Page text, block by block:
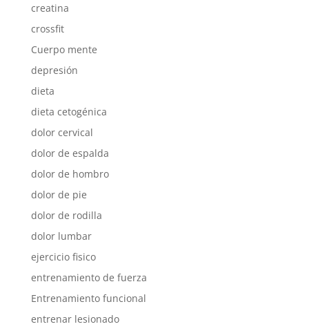
creatina
crossfit
Cuerpo mente
depresión
dieta
dieta cetogénica
dolor cervical
dolor de espalda
dolor de hombro
dolor de pie
dolor de rodilla
dolor lumbar
ejercicio fisico
entrenamiento de fuerza
Entrenamiento funcional
entrenar lesionado